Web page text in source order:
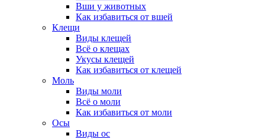
Вши у животных
Как избавиться от вшей
Клещи
Виды клещей
Всё о клещах
Укусы клещей
Как избавиться от клещей
Моль
Виды моли
Всё о моли
Как избавиться от моли
Осы
Виды ос